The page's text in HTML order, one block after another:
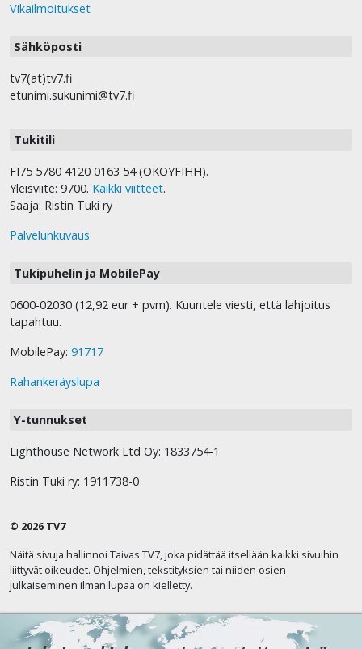
Vikailmoitukset
Sähköposti
tv7(at)tv7.fi
etunimi.sukunimi@tv7.fi
Tukitili
FI75 5780 4120 0163 54 (OKOYFIHH).
Yleisviite: 9700. Kaikki viitteet.
Saaja: Ristin Tuki ry
Palvelunkuvaus
Tukipuhelin ja MobilePay
0600-02030 (12,92 eur + pvm). Kuuntele viesti, että lahjoitus
tapahtuu.
MobilePay: 91717
Rahankeräyslupa
Y-tunnukset
Lighthouse Network Ltd Oy: 1833754-1
Ristin Tuki ry: 1911738-0
© 2026 TV7
Näitä sivuja hallinnoi Taivas TV7, joka pidättää itsellään kaikki sivuihin
liittyvät oikeudet. Ohjelmien, tekstityksien tai niiden osien
julkaiseminen ilman lupaa on kielletty.